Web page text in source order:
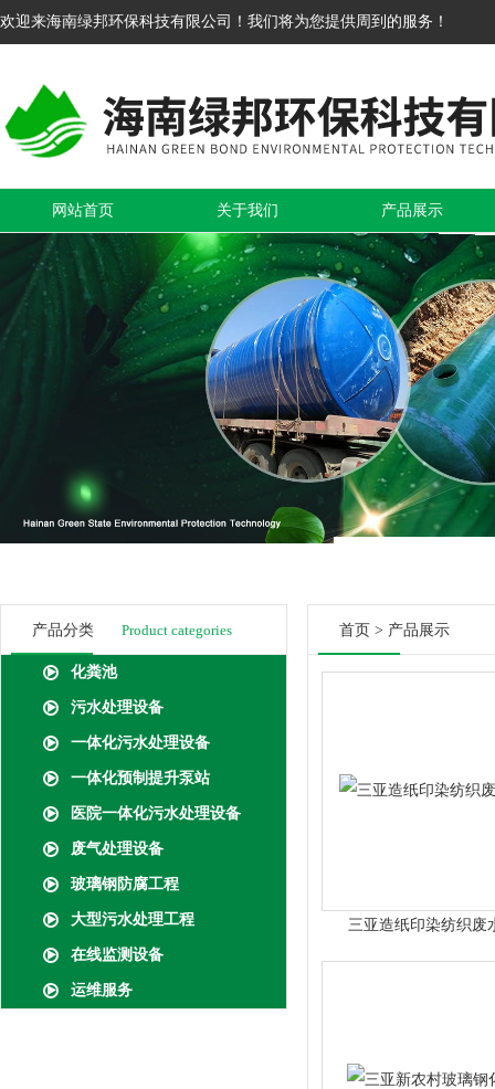
欢迎来海南绿邦环保科技有限公司！我们将为您提供周到的服务！
网站首页 关于我们 产品展示
产品分类 Product categories
化粪池
污水处理设备
一体化污水处理设备
一体化预制提升泵站
医院一体化污水处理设备
废气处理设备
玻璃钢防腐工程
大型污水处理工程
在线监测设备
运维服务
首页 > 产品展示
三亚造纸印染纺织废